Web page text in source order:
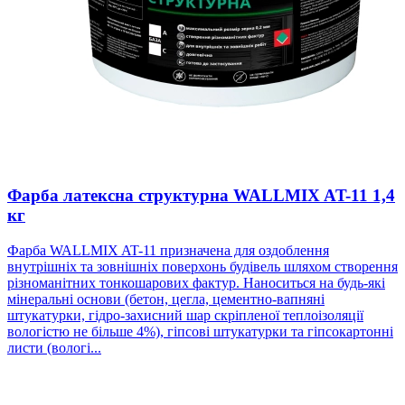
Фарба латексна структурна WALLMIX AT-11 1,4
кг
Фарба WALLMIX AT-11 призначена для оздоблення
внутрішніх та зовнішніх поверхонь будівель шляхом створення
різноманітних тонкошарових фактур. Наноситься на будь-які
мінеральні основи (бетон, цегла, цементно-вапняні
штукатурки, гідро-захисний шар скріпленої теплоізоляції
вологістю не більше 4%), гіпсові штукатурки та гіпсокартонні
листи (вологі...